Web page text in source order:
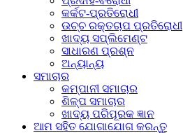
କର୍କଟ-ପ୍ରତିରୋଧୀ
ଉଚ୍ଚ ରକ୍ତଚାପ ପ୍ରତିରୋଧୀ
ଖାଦ୍ୟ ସପ୍ଲିମେଣ୍ଟ
ସାଧାରଣ ପ୍ରଶ୍ନ
ଅନ୍ୟାନ୍ୟ
ସମାଚାର
କମ୍ପାନୀ ସମାଚାର
ଶିଳ୍ପ ସମାଚାର
ଖାଦ୍ୟ ପରିପୂରକ ଜ୍ଞାନ
ଆମ ସହିତ ଯୋଗାଯୋଗ କରନ୍ତୁ